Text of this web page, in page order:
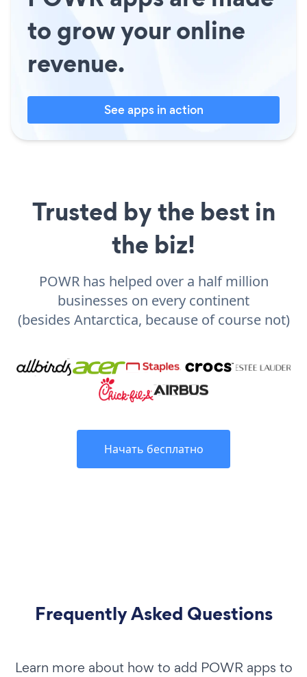
to grow your online
revenue.
See apps in action
Trusted by the best in
the biz!
POWR has helped over a half million
businesses on every continent
(besides Antarctica, because of course not)
Начать бесплатно
Frequently Asked Questions
Learn more about how to add POWR apps to